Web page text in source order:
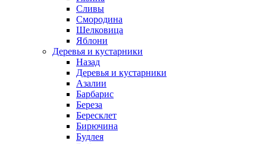
Сливы
Смородина
Шелковица
Яблони
Деревья и кустарники
Назад
Деревья и кустарники
Азалии
Барбарис
Береза
Бересклет
Бирючина
Будлея